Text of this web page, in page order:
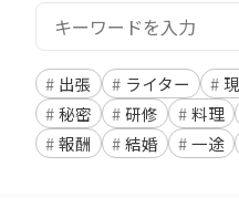
検索:
出張 ライター
秘密
研修 料理
報酬
結婚 一途